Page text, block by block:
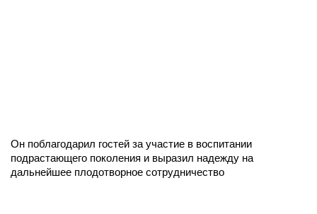
Он поблагодарил гостей за участие в воспитании
подрастающего поколения и выразил надежду на
дальнейшее плодотворное сотрудничество